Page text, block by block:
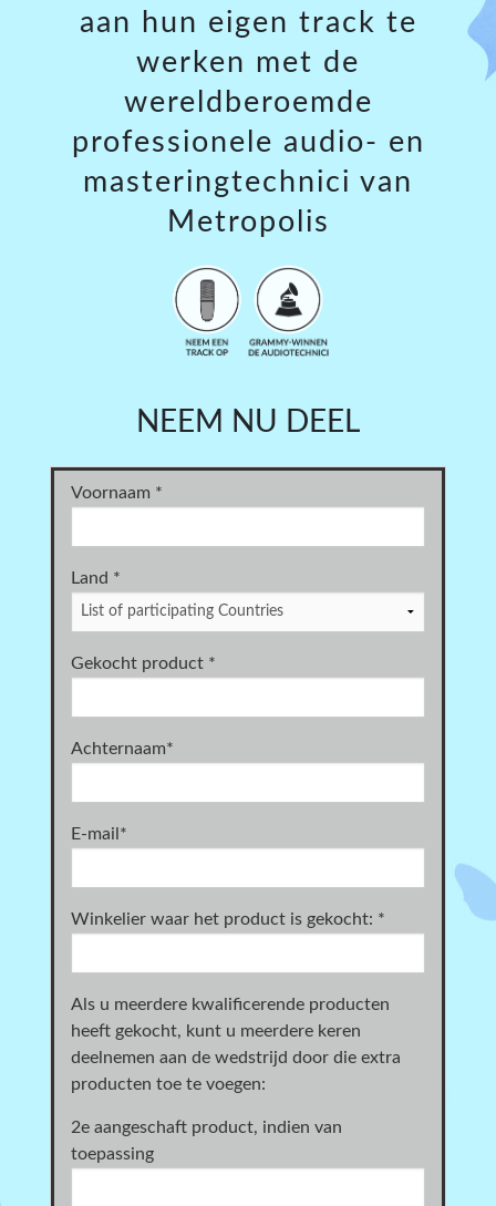
aan hun eigen track te
werken met de
wereldberoemde
professionele audio- en
masteringtechnici van
Metropolis
NEEM NU DEEL
Voornaam *
Land *
Gekocht product *
Achternaam*
E-mail *
Winkelier waar het product is gekocht: *
Als u meerdere kwalificerende producten
heeft gekocht, kunt u meerdere keren
deelnemen aan de wedstrijd door die extra
producten toe te voegen:
2e aangeschaft product, indien van
toepassing